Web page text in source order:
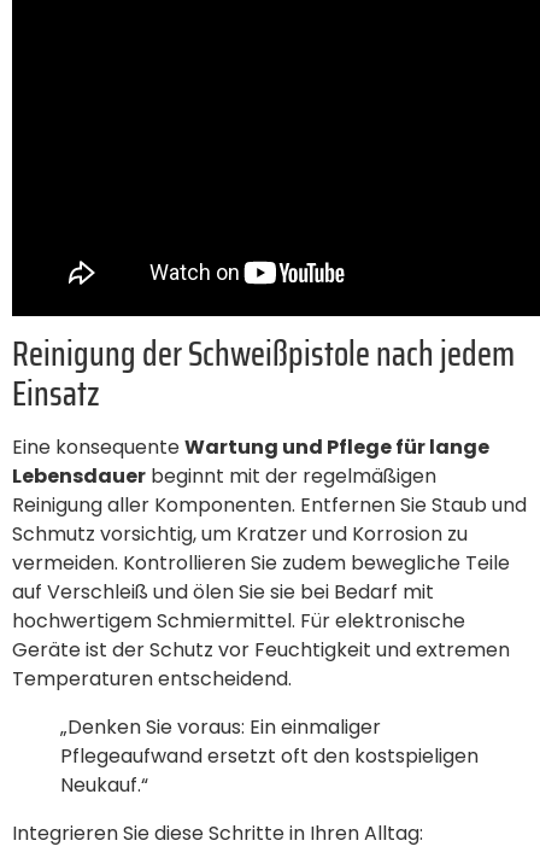
Reinigung der Schweißpistole nach jedem
Einsatz
Eine konsequenteWartung und Pflege für lange
Lebensdauer beginnt mit der regelmäßigen
Reinigung aller Komponenten. Entfernen Sie Staub und
Schmutz vorsichtig, um Kratzer und Korrosion zu
vermeiden. Kontrollieren Sie zudem bewegliche Teile
auf Verschleiß und ölen Sie sie bei Bedarf mit
hochwertigem Schmiermittel. Für elektronische
Geräte ist der Schutz vor Feuchtigkeit und extremen
Temperaturen entscheidend.
„Denken Sie voraus: Ein einmaliger
Pflegeaufwand ersetzt oft den kostspieligen
Neukauf.“
Integrieren Sie diese Schritte in Ihren Alltag: